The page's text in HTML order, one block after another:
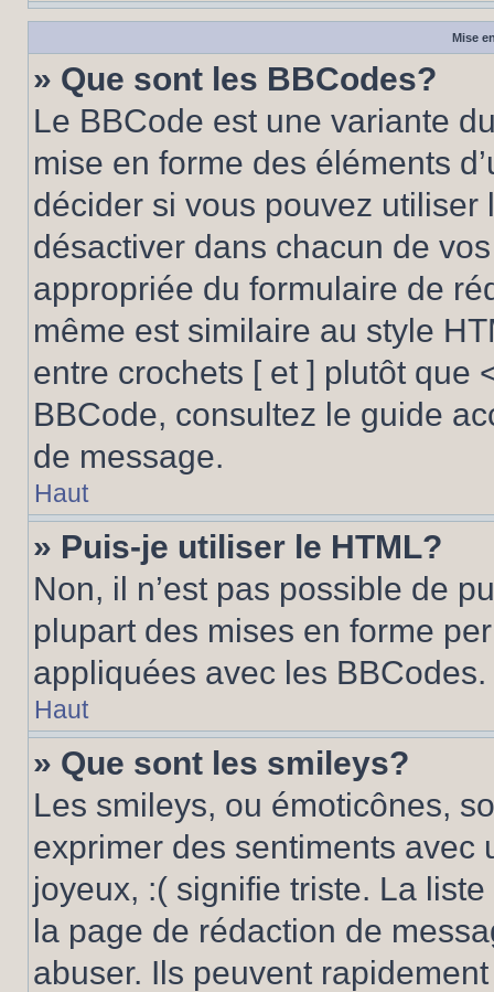
Mise
» Que sont les BBCodes?
Le BBCode est une variante
mise en forme des éléments
décider si vous pouvez
désactiver dans chacun de
appropriée du formulaire de
même est similaire au style
entre crochets [ et ] plutôt que
BBCode, consultez le guide
de message.
Haut
» Puis-je utiliser le HTML?
Non, il n’est pas possible de
plupart des mises en forme
appliquées avec les BBCodes.
Haut
» Que sont les smileys?
Les smileys, ou émoticônes,
exprimer des sentiments avec
joyeux, :( signifie triste. La
la page de rédaction de
abuser. Ils peuvent